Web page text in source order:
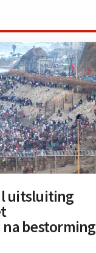
uitsluiting
bestorming